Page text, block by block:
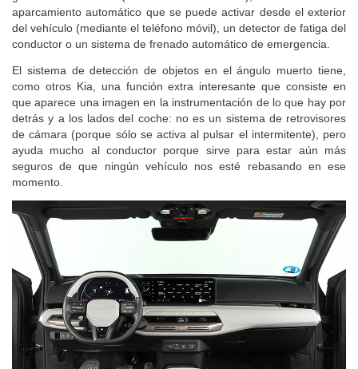
guiado automático (sin soltar las manos), un sistema de
aparcamiento automático que se puede activar desde el exterior
del vehículo (mediante el teléfono móvil), un detector de fatiga del
El sistema de detección de objetos en el ángulo muerto tiene,
como otros Kia, una función extra interesante que consiste en
que aparece una imagen en la instrumentación de lo que hay por
detrás y a los lados del coche: no es un sistema de retrovisores
de cámara (porque sólo se activa al pulsar el intermitente), pero
ayuda mucho al conductor porque sirve para estar aún más
seguros de que ningún vehículo nos esté rebasando en ese